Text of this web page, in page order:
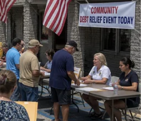
chung xe mới với các
một phần chiến lược thử
xe truyền thống.